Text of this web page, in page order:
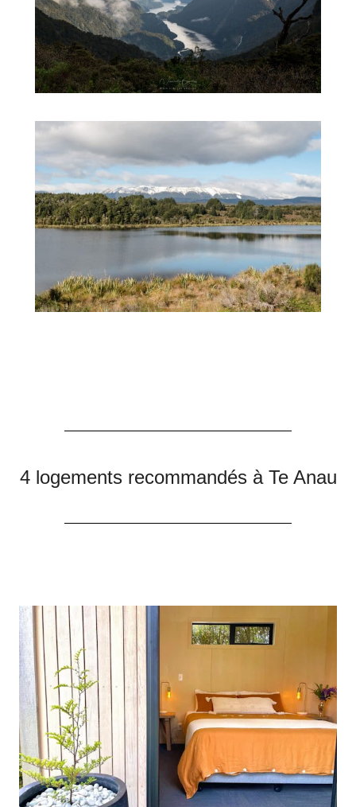
4 logements recommandés à Te Anau